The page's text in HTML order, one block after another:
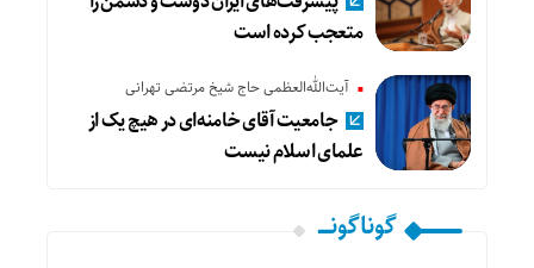
متعجب کرده است
آیت‌الله‌العظمی حاج شیخ مرتضی تهرانی
جامعیت آقای خامنه‌ای در هیچ یک از
علمای اسلام نیست
گوناگونـــــ